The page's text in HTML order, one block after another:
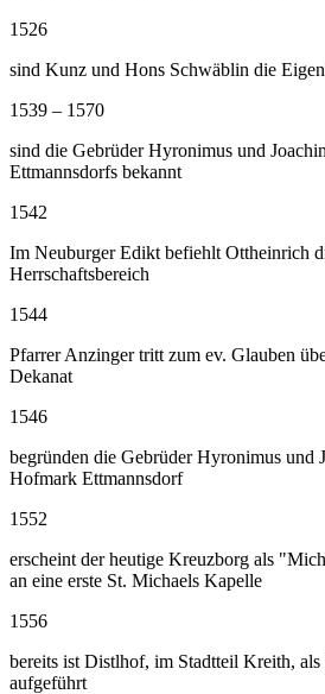
1526
sind Kunz und Hons Schwäblin die
1539 – 1570
sind die Gebrüder Hyronimus und
Ettmannsdorfs bekannt
1542
Im Neuburger Edikt befiehlt Ottheinrich
Herrschaftsbereich
1544
Pfarrer Anzinger tritt zum ev. Glauben
Dekanat
1546
begründen die Gebrüder Hyronimus und
Hofmark Ettmannsdorf
1552
erscheint der heutige Kreuzborg als
an eine erste St. Michaels Kapelle
1556
bereits ist Distlhof, im Stadtteil Kreith,
aufgeführt